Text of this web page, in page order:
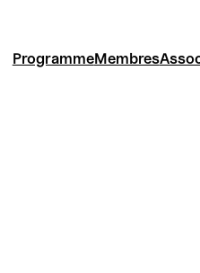
ProgrammeMembres